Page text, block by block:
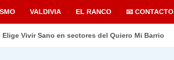
VALDIVIA EL RANCO 📧 CONTACTO
Elige Vivir Sano en sectores del Quiero Mi Barrio